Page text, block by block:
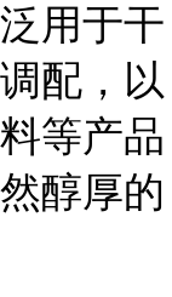
用于干
配，以
等产品
醇厚的